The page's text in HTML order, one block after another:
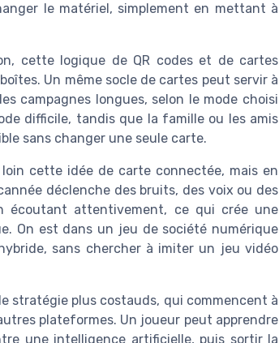
le matériel, simplement en mettant à
cette logique de QR codes et de cartes
Un même socle de cartes peut servir à
campagnes longues, selon le mode choisi
difficile, tandis que la famille ou les amis
sans changer une seule carte.
cette idée de carte connectée, mais en
déclenche des bruits, des voix ou des
écoutant attentivement, ce qui crée une
On est dans un jeu de société numérique
sans chercher à imiter un jeu vidéo
stratégie plus costauds, qui commencent à
plateformes. Un joueur peut apprendre
une intelligence artificielle, puis sortir la